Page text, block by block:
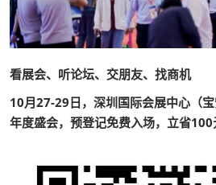
看展会、听论坛、交朋友、找商机
10月27-29日，深圳国际会展中心（
年度盛会，预登记免费入场，立省100